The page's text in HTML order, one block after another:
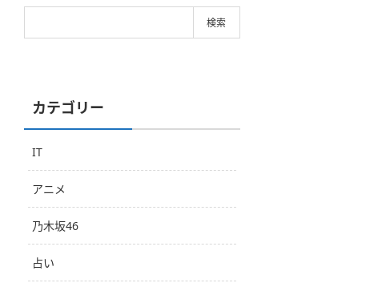
カテゴリー
IT
アニメ
乃木坂46
占い